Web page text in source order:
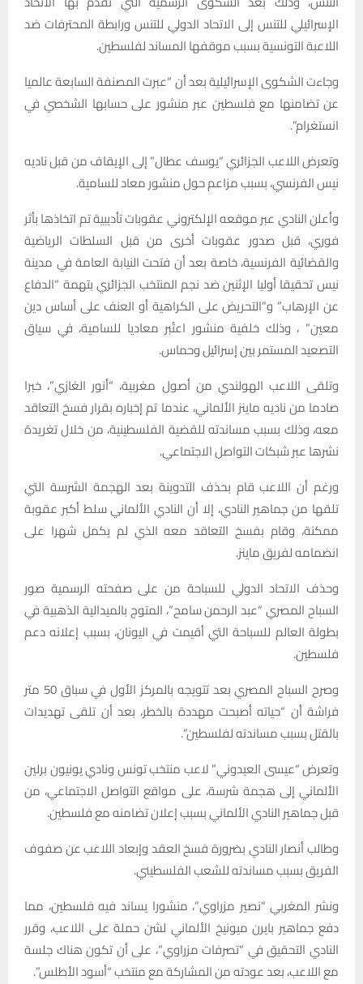
الإسرائيلي للتنس إلى الاتحاد الدولي للتنس ورابطة المحترفات ضد
اللاعبة التونسية بسبب موقفها المساند لفلسطين.
وجاءت الشكوى الإسرائيلية بعد أن “عبرت المصنفة السابعة عالميا
عن تضامنها مع فلسطين عبر منشور على حسابها الشخصي في
انستغرام”.
وتعرض اللاعب الجزائري “يوسف عطال” إلى الإيقاف من قبل ناديه
نيس الفرنسي، بسبب مزاعم حول منشور معاد للسامية.
وأعلن النادي عبر موقعه الإلكتروني عقوبات تأديبية تم اتخاذها بأثر
فوري، قبل صدور عقوبات أخرى من قبل السلطات الرياضية
والقضائية الفرنسية، خاصة بعد أن فتحت النيابة العامة في مدينة
نيس تحقيقا أوليا الإثنين ضد نجم المنتخب الجزائري بتهمة “الدفاع
عن الإرهاب” و”التحريض على الكراهية أو العنف على أساس دين
معين” ، وذلك خلفية منشور اعتُبر معاديا للسامية، في سياق
التصعيد المستمر بين إسرائيل وحماس.
وتلقى اللاعب الهولندي من أصول مغربية، “أنور الغازي”، خبرا
صادما من ناديه ماينز الألماني، عندما تم إخباره بقرار فسخ التعاقد
معه، وذلك بسبب مساندته للقضية الفلسطينية، من خلال تغريدة
نشرها عبر شبكات التواصل الاجتماعي.
ورغم أن اللاعب قام بحذف التدوينة بعد الهجمة الشرسة التي
تلقها من جماهير النادي، إلا أن النادي الألماني سلط أكبر عقوبة
ممكنة، وقام بفسخ التعاقد معه الذي لم يكمل شهرا على
انضمامه لفريق ماينز.
وحذف الاتحاد الدولي للسباحة من على صفحته الرسمية صور
السباح المصري “عبد الرحمن سامح”، المتوج بالميدالية الذهبية في
بطولة العالم للسباحة التي أقيمت في اليونان، بسبب إعلانه دعم
فلسطين.
وصرح السباح المصري بعد تتويجه بالمركز الأول في سباق 50 متر
فراشة أن “حياته أصبحت مهددة بالخطر، بعد أن تلقى تهديدات
بالقتل بسبب مساندته لفلسطين”.
وتعرض “عيسى العيدوني” لاعب منتخب تونس ونادي يونيون برلين
الألماني إلى هجمة شرسة، على مواقع التواصل الاجتماعي، من
قبل جماهير النادي الألماني بسبب إعلان تضامنه مع فلسطين.
وطالب أنصار النادي بضرورة فسخ العقد وإبعاد اللاعب عن صفوف
الفريق بسبب مساندته للشعب الفلسطيني.
ونشر المغربي “نصير مزراوي”، منشورا يساند فيه فلسطين، مما
دفع جماهير بايرن ميونيخ الألماني لشن حملة على اللاعب، وقرر
النادي التحقيق في “تصرفات مزراوي”، على أن تكون هناك جلسة
مع اللاعب، بعد عودته من المشاركة مع منتخب “أسود الأطلس”.